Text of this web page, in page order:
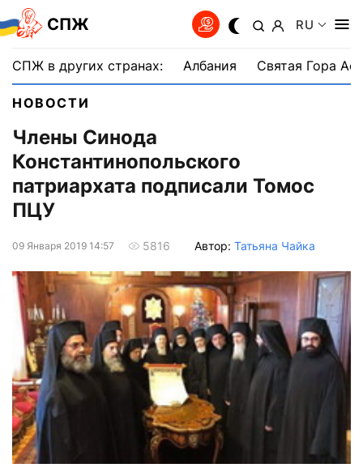
СПЖ RU
СПЖ в других странах: Албания Святая Гора
НОВОСТИ
Члены Синода
Константинопольского
патриархата подписали Томос
ПЦУ
09 Января 2019 14:57 5816 Автор: Татьяна Чайка